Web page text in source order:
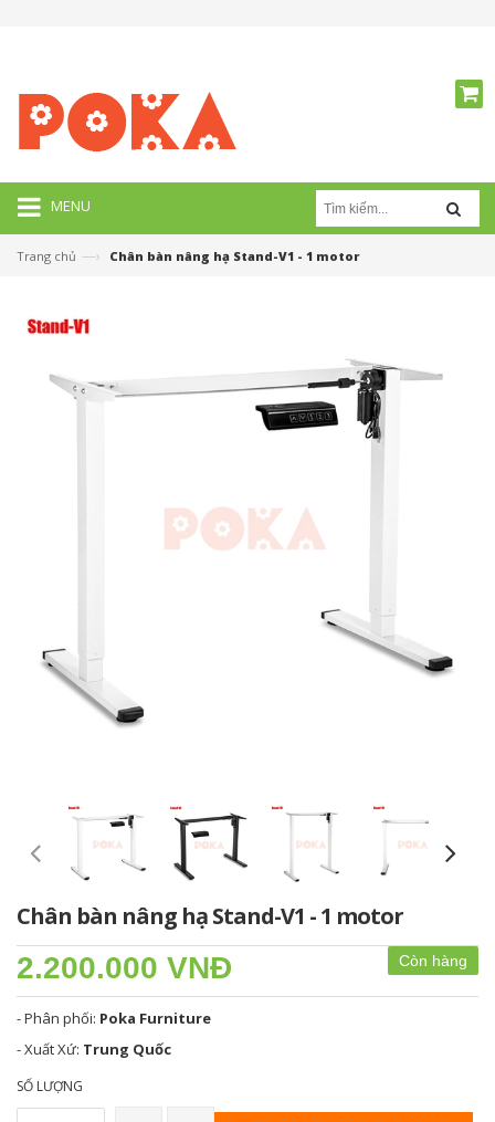
MENU
Trang chủ —› Chân bàn nâng hạ Stand-V1 - 1 motor
Chân bàn nâng hạ Stand-V1 - 1 motor
Còn hàng
2.200.000 VNĐ
- Phân phối: Poka Furniture
- Xuất Xứ: Trung Quốc
SỐ LƯỢNG